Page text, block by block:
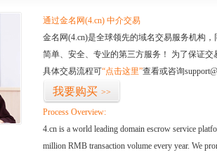
通过金名网(4.cn) 中介交易
金名网(4.cn)是全球领先的域名交易服务机构
简单、安全、专业的第三方服务！ 为了保证
具体交易流程可“点击这里”查看或咨询
我要购买 >>
Process Overview:
4.cn is a world leading domain escrow service
million RMB transaction volume every year. We